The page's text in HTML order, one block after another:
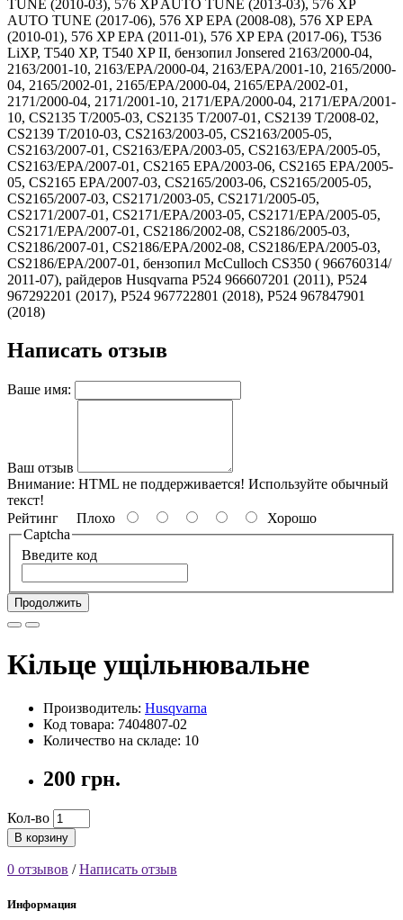
TUNE (2010-03), 576 XP AUTO TUNE (2013-03), 576 XP
AUTO TUNE (2017-06), 576 XP EPA (2008-08), 576 XP EPA
(2010-01), 576 XP EPA (2011-01), 576 XP EPA (2017-06), T536
LiXP, T540 XP, T540 XP II, бензопил Jonsered 2163/2000-04,
2163/2001-10, 2163/EPA/2000-04, 2163/EPA/2001-10, 2165/2000-
04, 2165/2002-01, 2165/EPA/2000-04, 2165/EPA/2002-01,
2171/2000-04, 2171/2001-10, 2171/EPA/2000-04, 2171/EPA/2001-
10, CS2135 T/2005-03, CS2135 T/2007-01, CS2139 T/2008-02,
CS2139 T/2010-03, CS2163/2003-05, CS2163/2005-05,
CS2163/2007-01, CS2163/EPA/2003-05, CS2163/EPA/2005-05,
CS2163/EPA/2007-01, CS2165 EPA/2003-06, CS2165 EPA/2005-
05, CS2165 EPA/2007-03, CS2165/2003-06, CS2165/2005-05,
CS2165/2007-03, CS2171/2003-05, CS2171/2005-05,
CS2171/2007-01, CS2171/EPA/2003-05, CS2171/EPA/2005-05,
CS2171/EPA/2007-01, CS2186/2002-08, CS2186/2005-03,
CS2186/2007-01, CS2186/EPA/2002-08, CS2186/EPA/2005-03,
CS2186/EPA/2007-01, бензопил McCulloch CS350 ( 966760314/
2011-07), райдеров Husqvarna P524 966607201 (2011), P524
967292201 (2017), P524 967722801 (2018), P524 967847901
(2018)
Написать отзыв
Ваше имя:
Ваш отзыв
Внимание: HTML не поддерживается! Используйте обычный
текст!
Рейтинг Плохо
Хорошо
Captcha
Введите код
Продолжить
Кільце ущільнювальне
Производитель: Husqvarna
Код товара: 7404807-02
Количество на складе: 10
200 грн.
Кол-во
В корзину
0 отзывов /Написать отзыв
Информация